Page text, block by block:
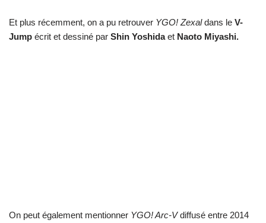
Et plus récemment, on a pu retrouver YGO! Zexaldans le V-
Jump écrit et dessiné par Shin Yoshidaet Naoto Miyashi.
On peut également mentionner YGO! Arc-Vdiffusé entre 2014